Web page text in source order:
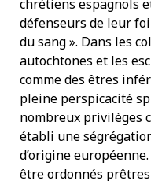
chrétiens espagnols
défenseurs de leur
du sang ». Dans les
autochtones et les
comme des êtres
pleine perspicacité
nombreux privilèges
établi une
d’origine
être ordonnés